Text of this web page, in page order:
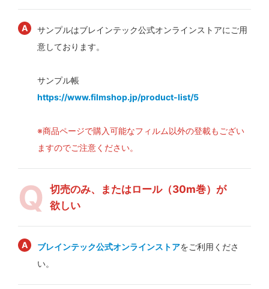
サンプルはブレインテック公式オンラインストアにご用
意しております。
サンプル帳
https://www.filmshop.jp/product-list/5
※商品ページで購入可能なフィルム以外の登載もござい
ますのでご注意ください。
切売のみ、またはロール（30m巻）が
欲しい
ブレインテック公式オンラインストアをご利用くださ
い。